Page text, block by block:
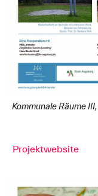
Kommunale Räume
Projektwebsite